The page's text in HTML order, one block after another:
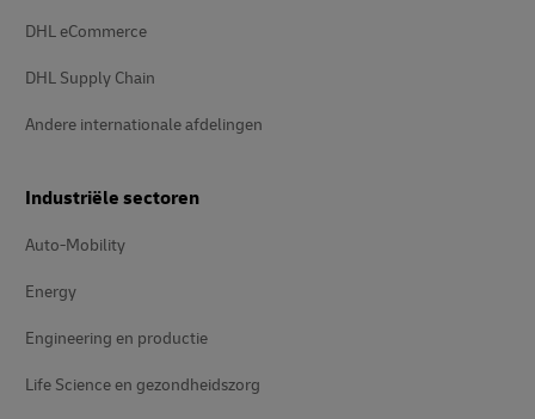
DHL eCommerce
DHL Supply Chain
Andere internationale afdelingen
Industriële sectoren
Auto-Mobility
Energy
Engineering en productie
Life Science en gezondheidszorg